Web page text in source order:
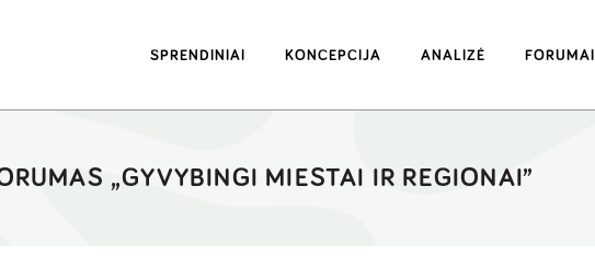
SPRENDINIAI KONCEPCIJA ANALIZĖ FORUMAI
„GYVYBINGI MIESTAI IR REGIONAI”